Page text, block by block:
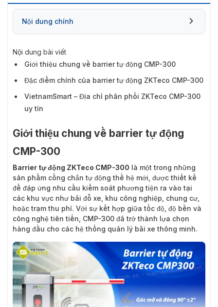
Nội dung chính
Nội dung bài viết
Giới thiệu chung về barrier tự động CMP-300
Đặc điểm chính của barrier tự động ZKTeco CMP-300
VietnamSmart – Địa chỉ phân phối ZKTeco CMP-300
uy tín
Giới thiệu chung về barrier tự động
CMP-300
Barrier tự động ZKTeco CMP-300 là một trong những
sản phẩm cổng chắn tự động thế hệ mới, được thiết kế
để đáp ứng nhu cầu kiểm soát phương tiện ra vào tại
các khu vực như bãi đỗ xe, khu công nghiệp, chung cư,
hoặc trạm thu phí. Với sự kết hợp giữa tốc độ, độ bền và
công nghệ tiên tiến, CMP-300 đã trở thành lựa chọn
hàng đầu cho các hệ thống quản lý bãi xe thông minh.